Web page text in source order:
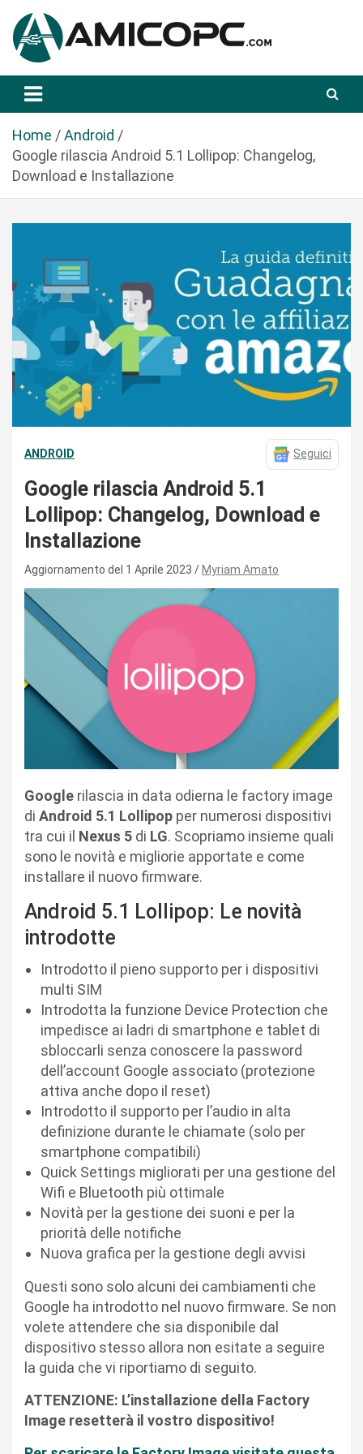
a
Amicopc.com
Home
Android
Google rilascia Android 5.1 Lollipop: Changelog,
Download e Installazione
ANDROID Seguici
Google rilascia Android 5.1
Lollipop: Changelog, Download e
Installazione
Aggiornamento del 1 Aprile 2023 Myriam Amato
Google rilascia in data odierna le factory image
di Android 5.1 Lollipop per numerosi dispositivi
tra cui il Nexus 5 di LG. Scopriamo insieme quali
sono le novità e migliorie apportate e come
installare il nuovo firmware.
Android 5.1 Lollipop: Le novità
introdotte
Introdotto il pieno supporto per i dispositivi
multi SIM
Introdotta la funzione Device Protection che
impedisce ai ladri di smartphone e tablet di
sbloccarli senza conoscere la password
dell’account Google associato (protezione
attiva anche dopo il reset)
Introdotto il supporto per l’audio in alta
definizione durante le chiamate (solo per
smartphone compatibili)
Quick Settings migliorati per una gestione del
Wifi e Bluetooth più ottimale
Novità per la gestione dei suoni e per la
priorità delle notifiche
Nuova grafica per la gestione degli avvisi
Questi sono solo alcuni dei cambiamenti che
Google ha introdotto nel nuovo firmware. Se non
volete attendere che sia disponibile dal
dispositivo stesso allora non esitate a seguire
la guida che vi riportiamo di seguito.
ATTENZIONE: L’installazione della Factory
Image resetterà il vostro dispositivo!